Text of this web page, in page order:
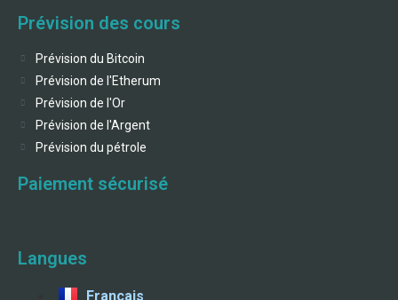
Prévision des cours
Prévision du Bitcoin
Prévision de l'Etherum
Prévision de l'Or
Prévision de l'Argent
Prévision du pétrole
Paiement sécurisé
Langues
Français